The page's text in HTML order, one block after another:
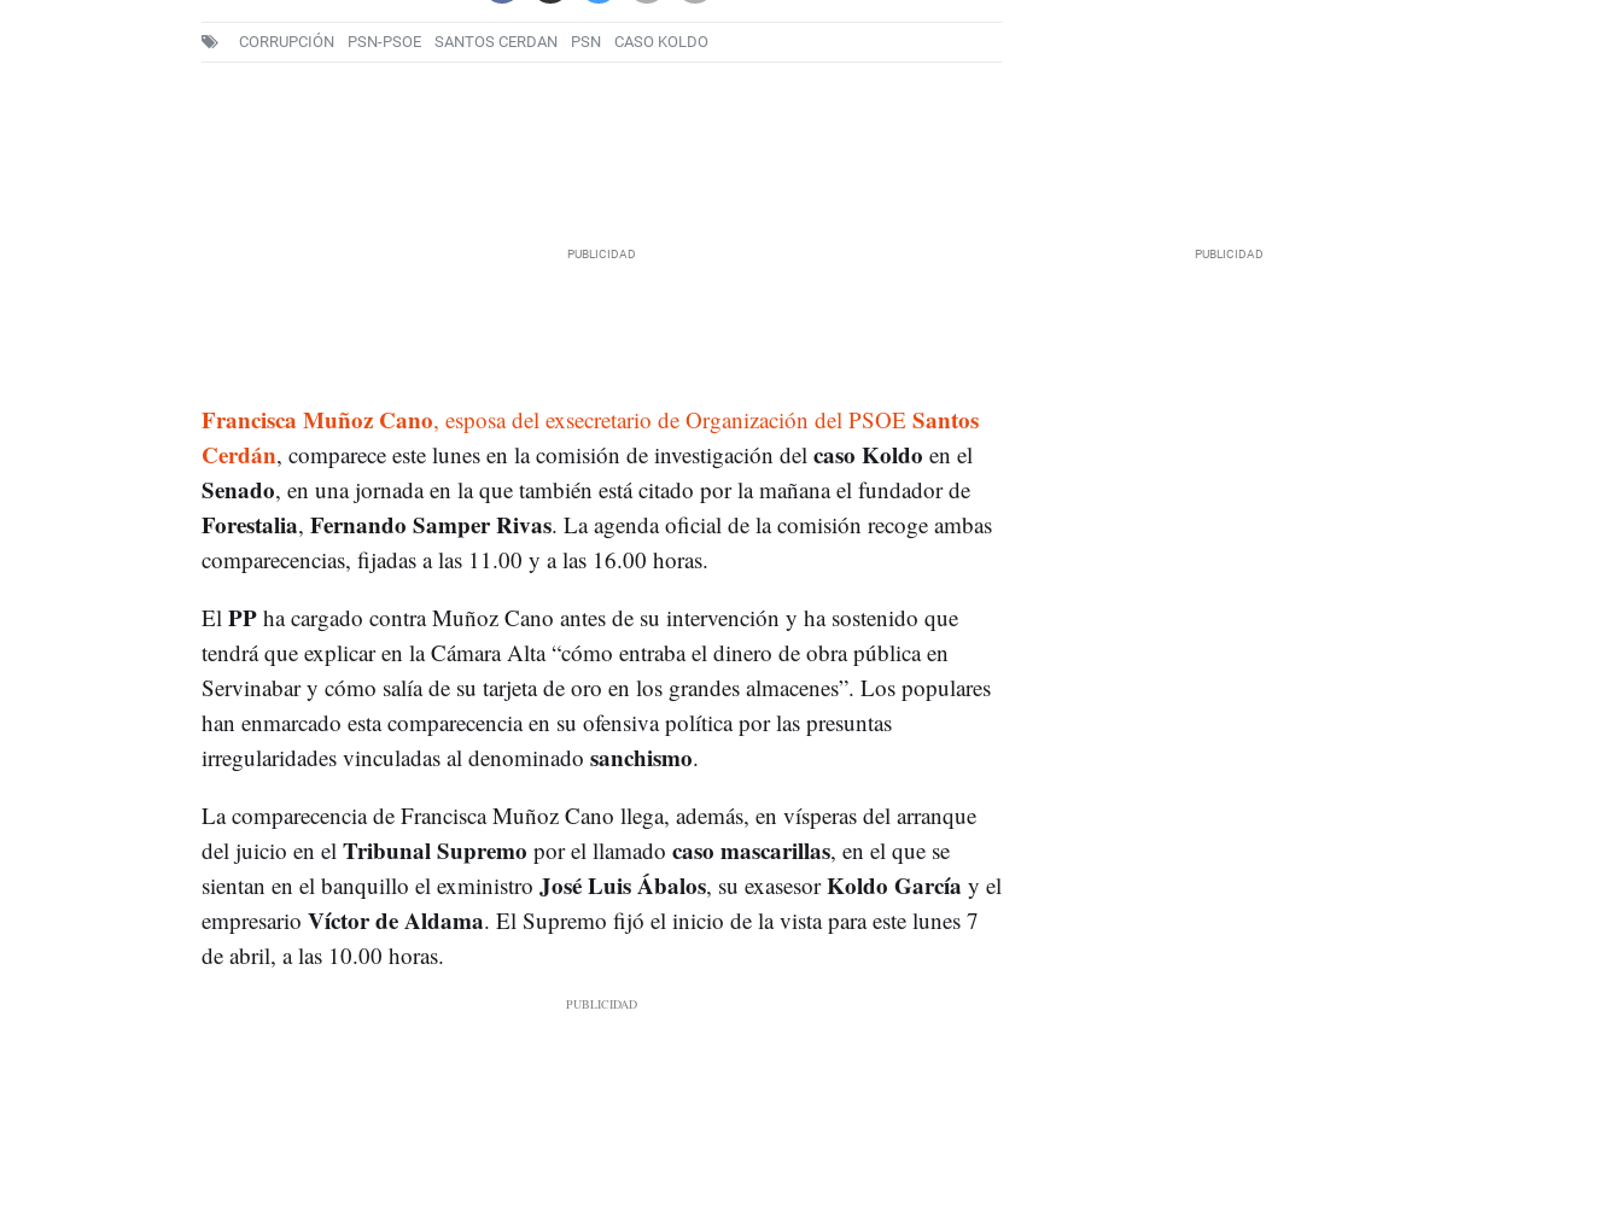
CORRUPCIÓN PSN-PSOE SANTOS CERDAN PSN CASO KOLDO
Francisca Muñoz Cano, esposa del exsecretario de Organización del PSOE Santos
Cerdán, comparece este lunes en la comisión de investigación del caso Koldo en el
Senado, en una jornada en la que también está citado por la mañana el fundador de
Forestalia, Fernando Samper Rivas. La agenda oficial de la comisión recoge ambas
comparecencias, fijadas a las 11.00 y a las 16.00 horas.
El PPha cargado contra Muñoz Cano antes de su intervención y ha sostenido que
tendrá que explicar en la Cámara Alta “cómo entraba el dinero de obra pública en
Servinabar y cómo salía de su tarjeta de oro en los grandes almacenes”. Los populares
han enmarcado esta comparecencia en su ofensiva política por las presuntas
irregularidades vinculadas al denominado sanchismo.
La comparecencia de Francisca Muñoz Cano llega, además, en vísperas del arranque
del juicio en el Tribunal Supremo por el llamado caso mascarillas, en el que se
sientan en el banquillo el exministro José Luis Ábalos, su exasesorKoldo García y el
empresario Víctor de Aldama. El Supremo fijó el inicio de la vista para este lunes 7
de abril, a las 10.00 horas.